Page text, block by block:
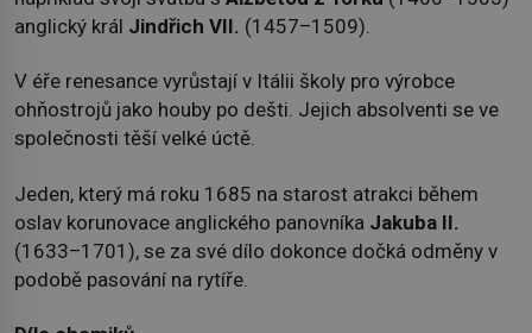
anglický král Jindřich VII. (1457–1509).
V éře renesance vyrůstají v Itálii školy pro výrobce
ohňostrojů jako houby po dešti. Jejich absolventi se ve
společnosti těší velké úctě.
Jeden, který má roku 1685 na starost atrakci během
oslav korunovace anglického panovníka Jakuba II.
(1633–1701), se za své dílo dokonce dočká odměny v
podobě pasování na rytíře.